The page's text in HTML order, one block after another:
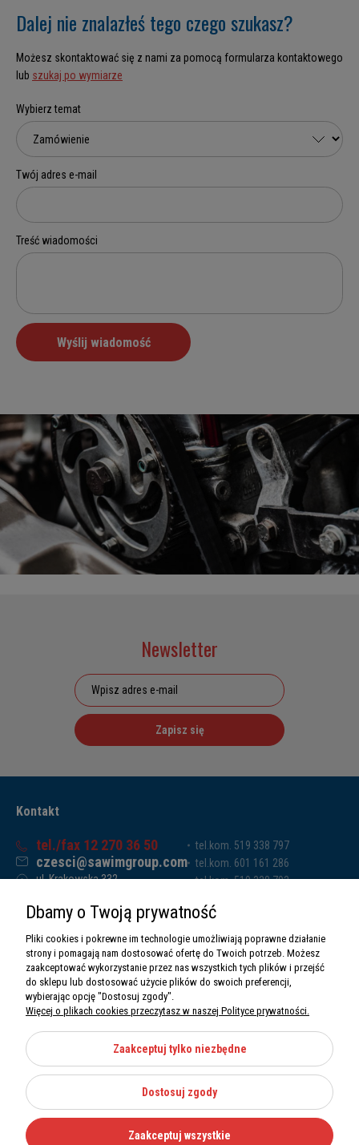
Dalej nie znalazłeś tego czego szukasz?
Możesz skontaktować się z nami za pomocą formularza kontaktowego
lub szukaj po wymiarze
Newsletter
Zapisz się
Kontakt
tel./fax 12 270 36 50
czesci@sawimgroup.com
ul. Krakowska 332,
Sawim Group Mariusz Zdyb sp. k.
NIP: 5130284470
REGON: 5246591010
tel.kom. 519 338 797
tel.kom. 601 161 286
tel.kom. 519 338 793
O nas
Informacje
Moje konto
Kategorie
Dbamy o Twoją prywatność
Pliki cookies i pokrewne im technologie umożliwiają poprawne działanie
strony i pomagają nam dostosować ofertę do Twoich potrzeb. Możesz
zaakceptować wykorzystanie przez nas wszystkich tych plików i przejść
do sklepu lub dostosować użycie plików do swoich preferencji,
wybierając opcję "Dostosuj zgody".
Więcej o plikach cookies przeczytasz w naszej Polityce prywatności.
Zaakceptuj tylko niezbędne
Dostosuj zgody
Zaakceptuj wszystkie